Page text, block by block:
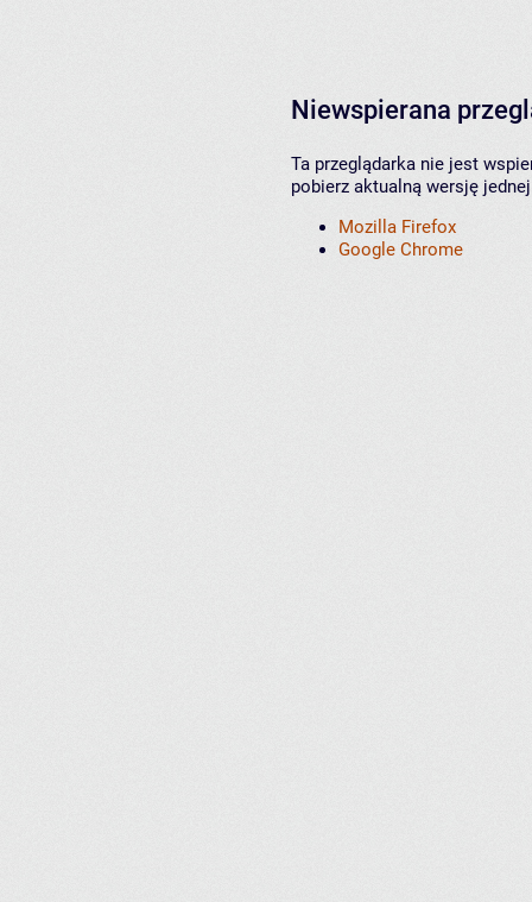
Niewspierana
Ta przeglądarka nie jest
pobierz aktualną wersję
Mozilla Firefox
Google Chrome